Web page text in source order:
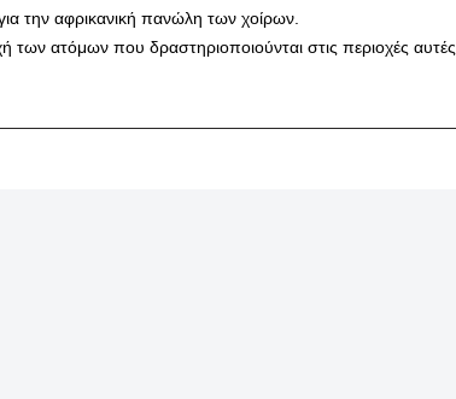
την αφρικανική πανώλη των χοίρων.
ατόμων που δραστηριοποιούνται στις περιοχές αυτές.